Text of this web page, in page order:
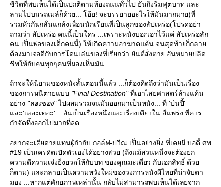
ชีวิตที่พบเห็นได้เป็นปกติตามท้องถนนทั่วไป ยันถึงริมฟุตบาท และ
ลามไปบนรถเมล์ก็ด้วย... โอ้ย! จะบรรยายอะไรให้มันมากมาย)ที่
รวมหัวกันกลั่นแกล้งเพื่อนนักเรียนที่เป็นลูกของสัปเหร่อ(โปรดอย่า
ถามว่า สัปเหร่อ คนนี้เป็นใคร ...เพราะหนังบอกเอาไว้แค่ สัปเหร่อสัก
คน เป็นพ่อของเด็กคนนี้) ให้เกิดความอาฆาตแค้น จนสุดท้ายก็กลา
ต้องมาเจอดีกับการโดนเล่นของที่เรียกว่า ยันต์สั่งตาย อันหมายปลิด
ชีพให้กับคนทุกๆคนที่มองเห็นมัน
ถ้าจะให้นิยามของหนังสั้นตอนนี้แล้ว ...ก็ต้องคิดถึงว่ามันเป็นเรื่อง
ของการหนีตายแบบ "Final Destination"ที่เอาไสยศาสตร์ล้างแค้น
อย่าง "ลองของ"ไปผสมรวมจนมันออกมาเป็นหนัง... ที่ 'ป่นปี้'
ละ'เลอะเทอะ' ...อันเป็นเรื่องหนึ่งและเรื่องเดียวใน สี่แพร่ง ที่ควร
กำจัดทิ้งออกไปมากที่สุด
อยากจะเสียดายแทนผู้กำกับ กอล์ฟ-ปวีณ เป็นอย่างยิ่ง ที่เคยมี บอดี้ ศพ
#19 เป็นเครดิตเปิดตัวเองได้อย่างสวย (ถึงแม้ส่วนหนึ่งจะต้องยก
ความดีความเจ๋งยิ่งยวดให้กับบท ของคุณมะเดี่ยว กับเอกสิทธิ์ ด้ว
ก็ตาม) และกลายเป็นความหวังใหม่ของวงการหนังผีไทยที่น่าจับตา
มอง ...หากแต่ศักยภาพเหล่านั้น กลับไม่สามารถพบเห็นได้เลยจาก